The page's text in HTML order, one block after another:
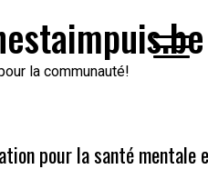
la communauté!
pour la santé mentale